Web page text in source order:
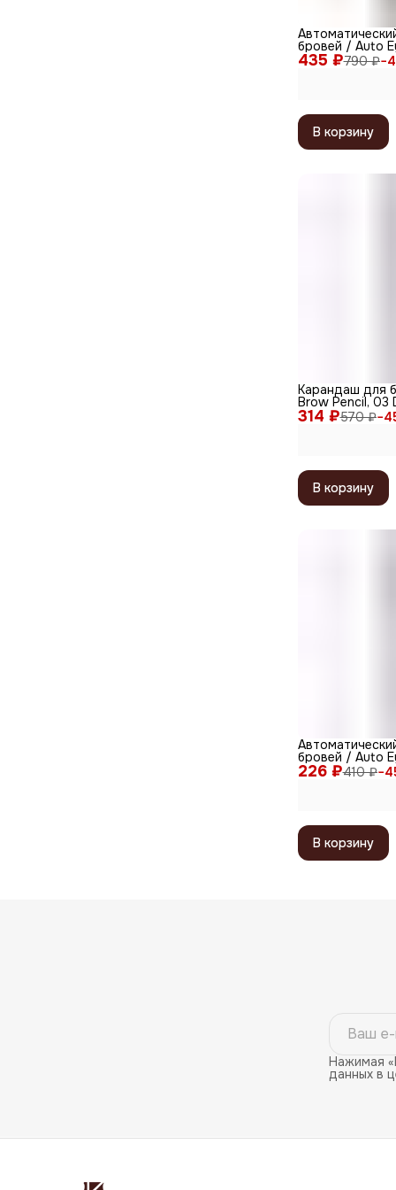
435 ₽790 ₽−
бровей / Auto
Professional, 04
В корзину
314 ₽570 ₽−
Карандаш для
Brow Pencil, 03
В корзину
226 ₽410 ₽−
бровей / Auto
Type Brown,
В корзину
Нажимая
данных в